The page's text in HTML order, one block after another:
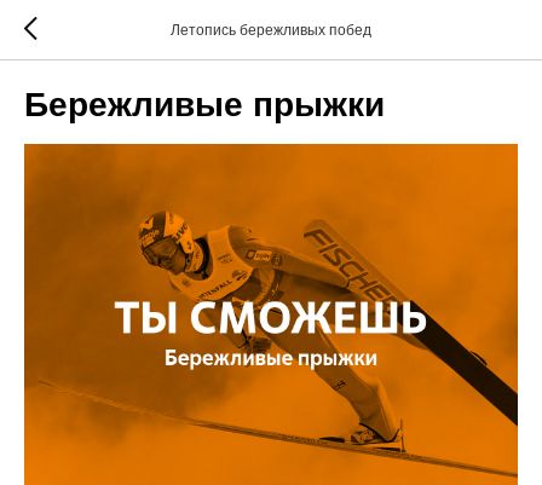
Летопись бережливых побед
Бережливые прыжки